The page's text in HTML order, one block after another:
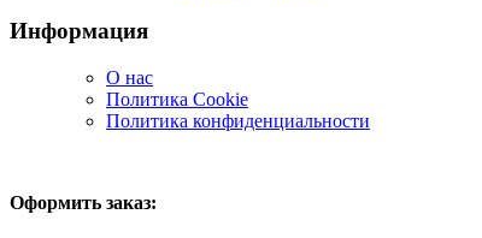
Информация
О нас
Политика Сookie
Политика конфиденциальности
Оформить заказ: